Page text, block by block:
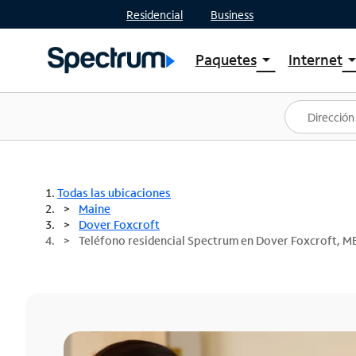
Residencial Business
Paquetesarrow_drop_down
Ver paquetes
Spectrum One
Mejores ofertas
Internetarrow_drop_down
Planes
Todas las ubicaciones
Maine
Dover Foxcroft
Teléfono residencial Spectrum en Dover Foxcroft,